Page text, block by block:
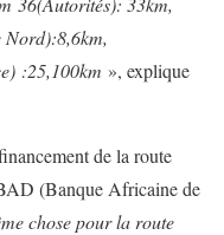
Nord):8,6km,
:25,100km », explique
de la route
(Banque Africaine de
chose pour la route